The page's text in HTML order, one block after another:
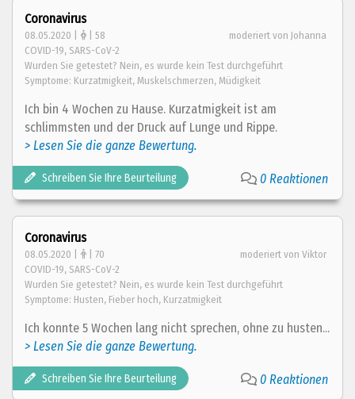
Coronavirus
08.05.2020 | | 58
moderiert von Johanna
COVID-19, SARS-CoV-2
Wurden Sie getestet? Nein, es wurde kein Test durchgeführt
Symptome: Kurzatmigkeit, Muskelschmerzen, Müdigkeit
Ich bin 4 Wochen zu Hause. Kurzatmigkeit ist am
schlimmsten und der Druck auf Lunge und Rippe.
> Lesen Sie die ganze Bewertung.
Schreiben Sie Ihre Beurteilung 0 Reaktionen
Coronavirus
08.05.2020 | | 70
moderiert von Viktor
COVID-19, SARS-CoV-2
Wurden Sie getestet? Nein, es wurde kein Test durchgeführt
Symptome: Husten, Fieber hoch, Kurzatmigkeit
Ich konnte 5 Wochen lang nicht sprechen, ohne zu husten...
> Lesen Sie die ganze Bewertung.
Schreiben Sie Ihre Beurteilung 0 Reaktionen